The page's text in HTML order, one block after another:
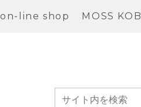
on-line shop MOSS